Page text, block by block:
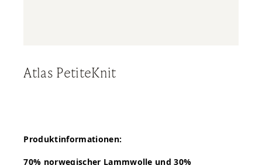
Atlas PetiteKnit
Produktinformationen:
70% norwegischer Lammwolle und 30%